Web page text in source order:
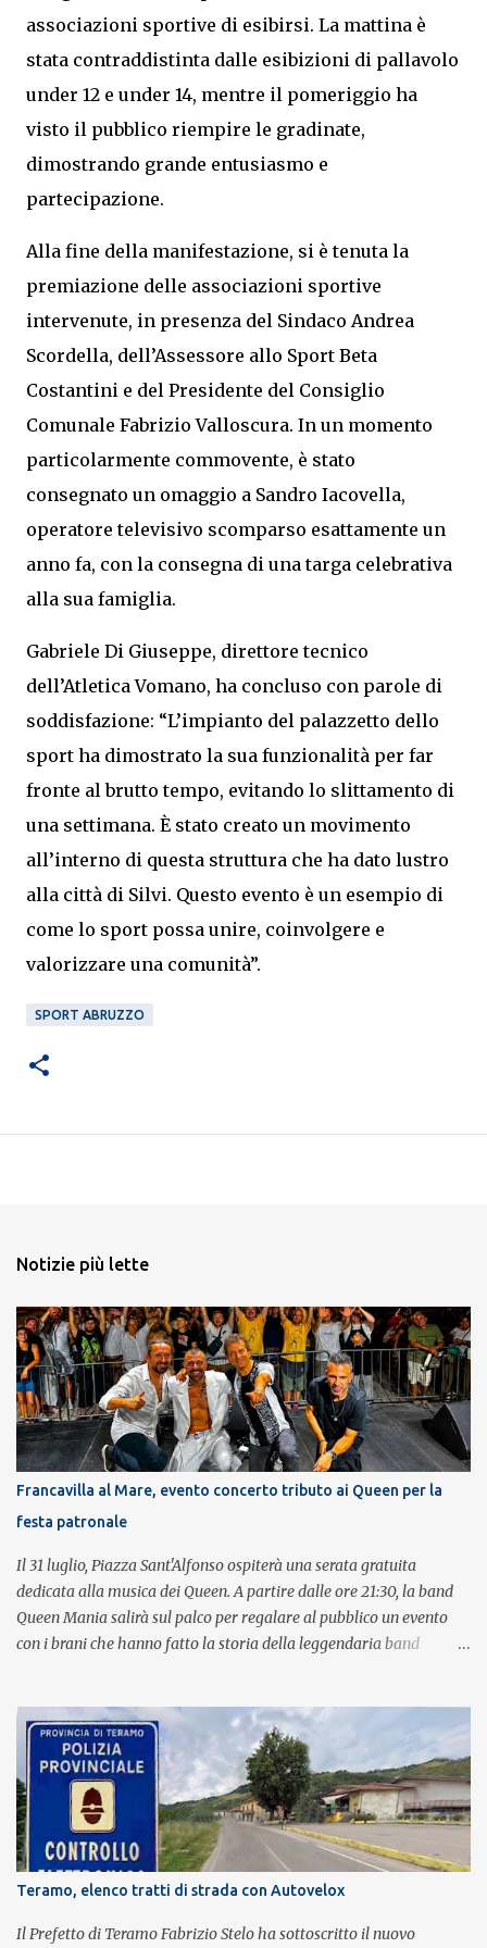
associazioni sportive di esibirsi. La mattina è
stata contraddistinta dalle esibizioni di pallavolo
under 12 e under 14, mentre il pomeriggio ha
visto il pubblico riempire le gradinate,
dimostrando grande entusiasmo e
partecipazione.
Alla fine della manifestazione, si è tenuta la
premiazione delle associazioni sportive
intervenute, in presenza del Sindaco Andrea
Scordella, dell’Assessore allo Sport Beta
Costantini e del Presidente del Consiglio
Comunale Fabrizio Valloscura. In un momento
particolarmente commovente, è stato
consegnato un omaggio a Sandro Iacovella,
operatore televisivo scomparso esattamente un
anno fa, con la consegna di una targa celebrativa
alla sua famiglia.
Gabriele Di Giuseppe, direttore tecnico
dell’Atletica Vomano, ha concluso con parole di
soddisfazione: “L’impianto del palazzetto dello
sport ha dimostrato la sua funzionalità per far
fronte al brutto tempo, evitando lo slittamento di
una settimana. È stato creato un movimento
all’interno di questa struttura che ha dato lustro
alla città di Silvi. Questo evento è un esempio di
come lo sport possa unire, coinvolgere e
valorizzare una comunità”.
SPORT ABRUZZO
Notizie più lette
Francavilla al Mare, evento concerto tributo ai Queen per la
festa patronale
Il 31 luglio, Piazza Sant'Alfonso ospiterà una serata gratuita
dedicata alla musica dei Queen. A partire dalle ore 21:30, la band
Queen Mania salirà sul palco per regalare al pubblico un evento
con i brani che hanno fatto la storia della leggendaria band
con grande successo la passione e l'energia del celebre gruppo. Lo
spettacolo si inserisce nell'ambito dei festeggiamenti in onore di
Sant'Alfonso, il santo patrono della città. La formazione sul palco è
composta da Simone Fortuna alla batteria e voce, Fabrizio
Palermo al basso e voce, Tiziano Giampieri alla chitarra e voce, e
Salvo Vinci alla voce. Salvo Vinci è la voce scelta direttamente da
Brian May e Roger Taylor per il musical We Will Rock You.
Teramo, elenco tratti di strada con Autovelox
Il Prefetto di Teramo Fabrizio Stelo ha sottoscritto il nuovo